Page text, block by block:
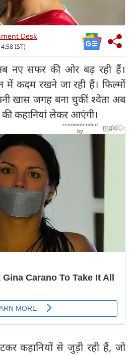
Desk
IST)
अब नए सफर की ओर बढ़ रही हैं।
में कदम रखने जा रही हैं। फिल्मों
खास जगह बना चुकीं श्वेता अब
की कहानियां लेकर आएंगी।
कहानियों से जुड़ी रही हैं, जो